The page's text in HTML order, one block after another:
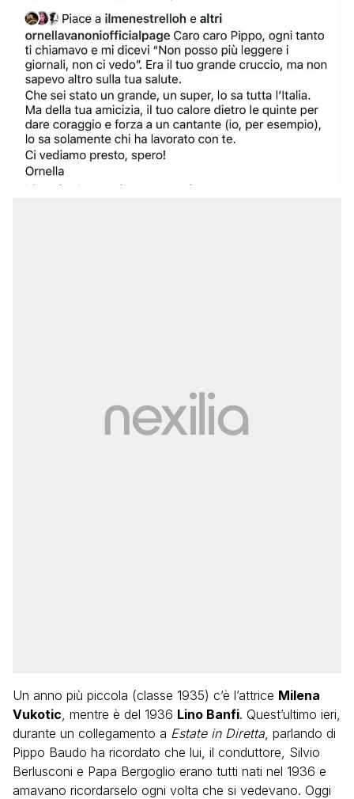
Un anno più piccola (classe 1935) c’è l’attrice Milena
Vukotic , mentre è del 1936 Lino Banfi. Quest’ultimo ieri,
durante un collegamento a Estate in Diretta , parlando di
Pippo Baudo ha ricordato che lui, il conduttore, Silvio
Berlusconi e Papa Bergoglio erano tutti nati nel 1936 e
amavano ricordarselo ogni volta che si vedevano. Oggi